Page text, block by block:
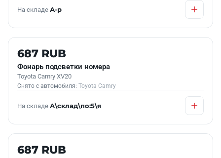
На складе А-р
Б/У В НАЛИЧИИ
687 RUB
Фонарь подсветки номера
Toyota Camry XV20
Снято с автомобиля: Toyota Camry
На складе А\склад\по:5\я
Б/У В НАЛИЧИИ
687 RUB